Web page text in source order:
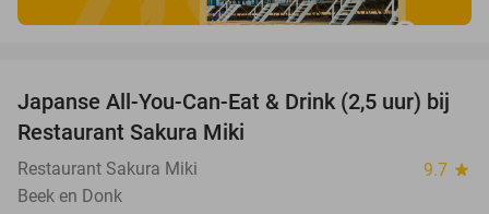
13%
Japanse All-You-Can-Eat & Drink (2,5 uur) bij
Restaurant Sakura Miki
Restaurant Sakura Miki 9.7 star
Beek en Donk